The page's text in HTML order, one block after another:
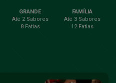
GRANDE
Até 2 Sabores
8 Fatias
FAMÍLIA
Até 3 Sabores
12 Fatias